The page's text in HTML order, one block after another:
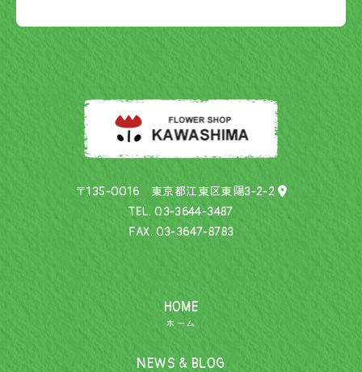
〒135-0016 東京都江東区東陽3-2-2
TEL.03-3644-3487
FAX. 03-3647-8783
HOME
ホーム
NEWS & BLOG